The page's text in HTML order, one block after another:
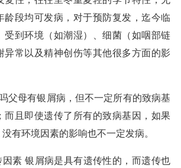
龄段均可发病，对于预防复发，迄今临
受到环境（如潮湿）、细菌（如咽部链
异常以及精神创伤等其他很多方面的影
父母有银屑病，但不一定所有的致病基
而且即使遗传了所有的致病基因，如果
有环境因素的影响也不一定发病。
素 银屑病是具有遗传性的，而遗传也